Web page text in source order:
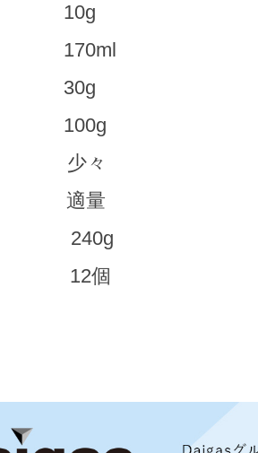
10g
30g
100g
） 少々
適量
ん 240g
） 12個